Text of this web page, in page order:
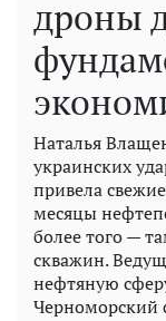
дроны
Наталья
украинских
привела
месяцы
более того —
скважин.
нефтяную
Черноморский